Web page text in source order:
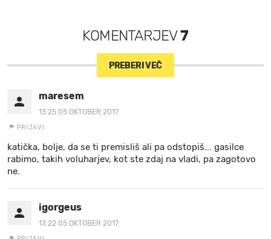
KOMENTARJEV7
PREBERI VEČ
maresem
13:25 05.OKTOBER 2017.
PRIJAVI
katička, bolje, da se ti premisliš ali pa odstopiš... gasilce
rabimo, takih voluharjev, kot ste zdaj na vladi, pa zagotovo
ne.
igorgeus
13:22 05.OKTOBER 2017.